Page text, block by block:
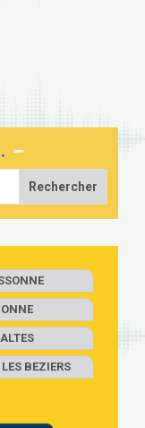
BEZIERS